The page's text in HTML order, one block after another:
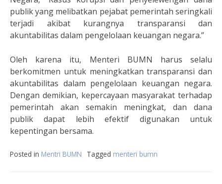
publik yang melibatkan pejabat pemerintah seringkali
terjadi akibat kurangnya transparansi dan
akuntabilitas dalam pengelolaan keuangan negara.”
Oleh karena itu, Menteri BUMN harus selalu
berkomitmen untuk meningkatkan transparansi dan
akuntabilitas dalam pengelolaan keuangan negara.
Dengan demikian, kepercayaan masyarakat terhadap
pemerintah akan semakin meningkat, dan dana
publik dapat lebih efektif digunakan untuk
kepentingan bersama.
Posted in Mentri BUMN Tagged menteri bumn